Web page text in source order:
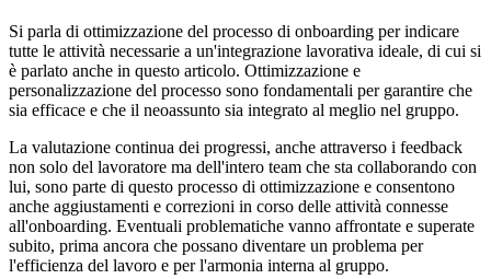
Si parla di ottimizzazione del processo di onboarding per indicare
tutte le attività necessarie a un'integrazione lavorativa ideale, di cui si
è parlato anche in questo articolo. Ottimizzazione e
personalizzazione del processo sono fondamentali per garantire che
sia efficace e che il neoassunto sia integrato al meglio nel gruppo.
La valutazione continua dei progressi, anche attraverso i feedback
non solo del lavoratore ma dell'intero team che sta collaborando con
lui, sono parte di questo processo di ottimizzazione e consentono
anche aggiustamenti e correzioni in corso delle attività connesse
all'onboarding. Eventuali problematiche vanno affrontate e superate
subito, prima ancora che possano diventare un problema per
l'efficienza del lavoro e per l'armonia interna al gruppo.